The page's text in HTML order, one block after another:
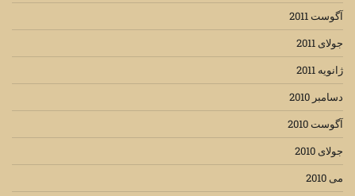
آگوست 2011
جولای 2011
ژانویه 2011
دسامبر 2010
آگوست 2010
جولای 2010
می 2010